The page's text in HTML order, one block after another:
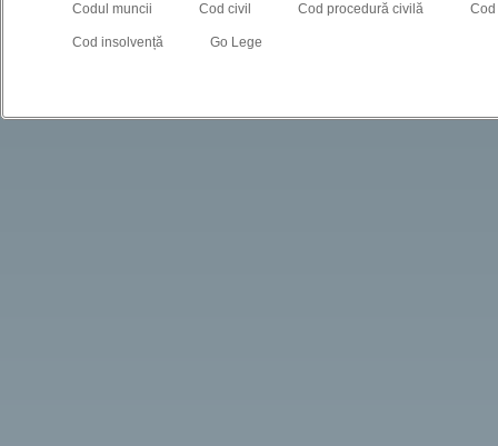
Codul muncii Cod civil Cod procedură civilă
Cod insolvență Go Lege